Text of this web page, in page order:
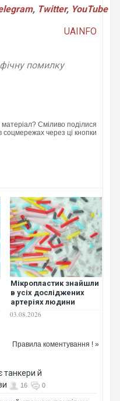
, Twitter, YouTube
UAINFO
помилку
Сміливо поділися
соцмережах через ці кнопки
Мікропластик знайшли
в усіх досліджених
артеріях людини
03.08.2026
Правила коментування ! »
танкери й
16 0